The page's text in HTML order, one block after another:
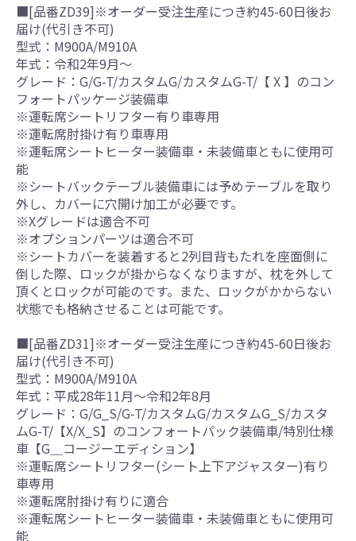
■[品番ZD39]※オーダー受注生産につき約45-60日後お
届け(代引き不可)
型式：M900A/M910A
年式：令和2年9月～
グレード：G/G-T/カスタムG/カスタムG-T/【 X 】のコン
フォートパッケージ装備車
※運転席シートリフター有り車専用
※運転席肘掛け有り車専用
※運転席シートヒーター装備車・未装備車ともに使用可
能
※シートバックテーブル装備車には予めテーブルを取り
外し、カバーに穴開け加工が必要です。
※Xグレードは適合不可
※オプションパーツは適合不可
※シートカバーを装着すると2列目背もたれを座面側に
倒した際、ロックが掛からなくなりますが、枕を外して
頂くとロックが可能のです。また、ロックがかからない
状態でも格納させることは可能です。
■[品番ZD31]※オーダー受注生産につき約45-60日後お
届け(代引き不可)
型式：M900A/M910A
年式：平成28年11月～令和2年8月
グレード：G/G_S/G-T/カスタムG/カスタムG_S/カスタ
ムG-T/【X/X_S】のコンフォートパック装備車/特別仕様
車【G＿コージーエディション】
※運転席シートリフター(シート上下アジャスター)有り
車専用
※運転席肘掛け有りに適合
※運転席シートヒーター装備車・未装備車ともに使用可
能